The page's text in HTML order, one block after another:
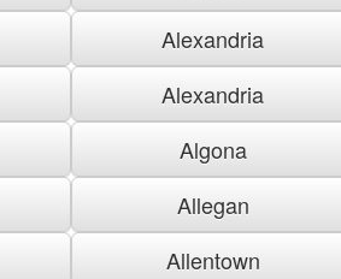
Alexandria
Alexandria
Algona
Allegan
Allentown